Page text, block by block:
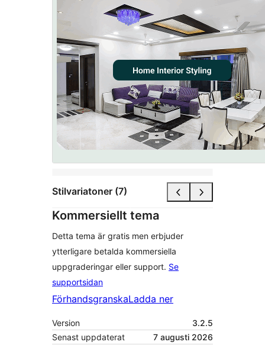
Stilvariatoner (7)
Kommersiellt tema
Detta tema är gratis men erbjuder
ytterligare betalda kommersiella
uppgraderingar eller support. Se
supportsidan
FörhandsgranskaLadda ner
Version
3.2.5
Senast uppdaterat
7 augusti 2026